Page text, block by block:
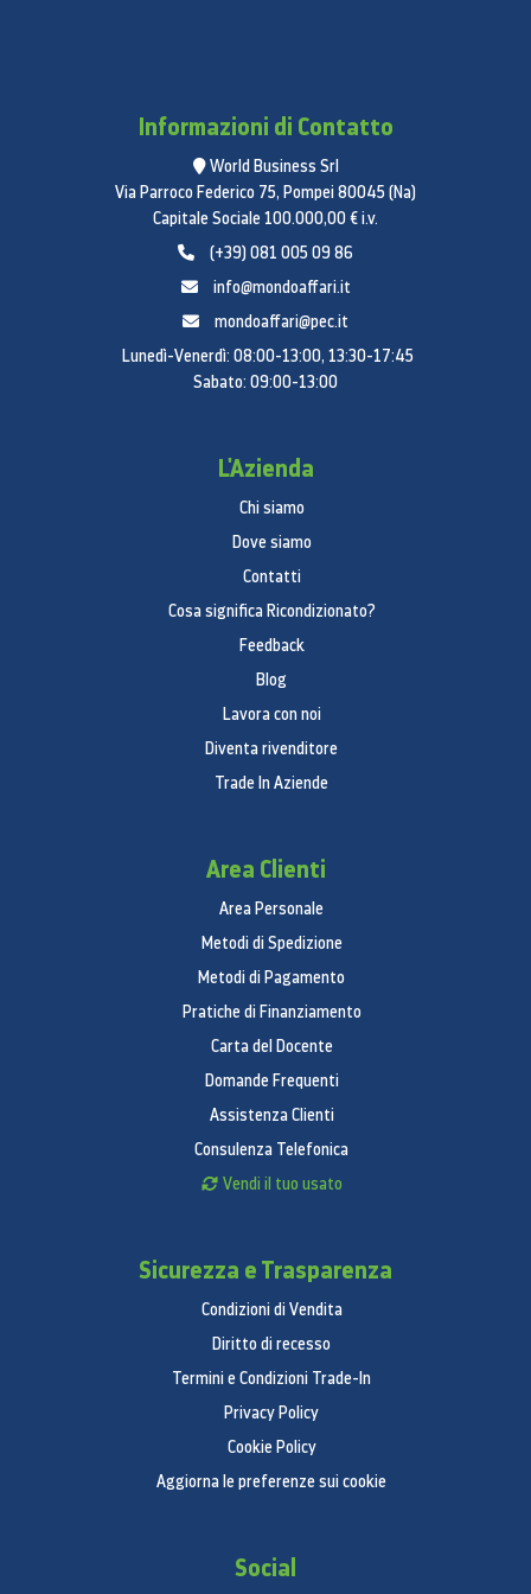
Informazioni di Contatto
World Business Srl
Via Parroco Federico 75, Pompei 80045 (Na)
Capitale Sociale 100.000,00 € i.v.
(+39) 081 005 09 86
info@mondoaffari.it
mondoaffari@pec.it
Lunedì-Venerdì: 08:00-13:00, 13:30-17:45
Sabato: 09:00-13:00
L'Azienda
Chi siamo
Dove siamo
Contatti
Cosa significa Ricondizionato?
Feedback
Blog
Lavora con noi
Diventa rivenditore
Trade In Aziende
Area Clienti
Area Personale
Metodi di Spedizione
Metodi di Pagamento
Pratiche di Finanziamento
Carta del Docente
Domande Frequenti
Assistenza Clienti
Consulenza Telefonica
Vendi il tuo usato
Sicurezza e Trasparenza
Condizioni di Vendita
Diritto di recesso
Termini e Condizioni Trade-In
Privacy Policy
Cookie Policy
Aggiorna le preferenze sui cookie
Social